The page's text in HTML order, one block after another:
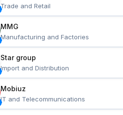
Trade and Retail
MMG
Manufacturing and Factories
Star group
Import and Distribution
Mobiuz
IT and Telecommunications